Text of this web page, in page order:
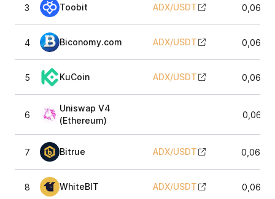
3 Toobit ADX/USDT
4 Biconomy.com ADX/USDT
5 KuCoin ADX/USDT
6
Uniswap V4
(Ethereum)
7 Bitrue ADX/USDT
8 WhiteBIT ADX/USDT